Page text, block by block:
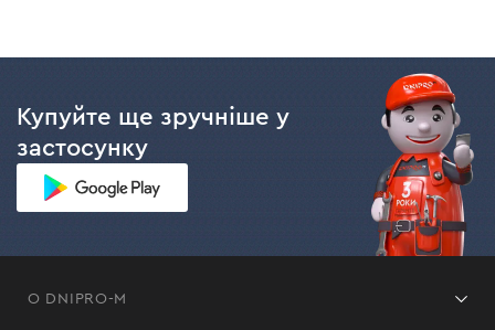
Купуйте ще зручніше у
застосунку
О DNIPRO-M